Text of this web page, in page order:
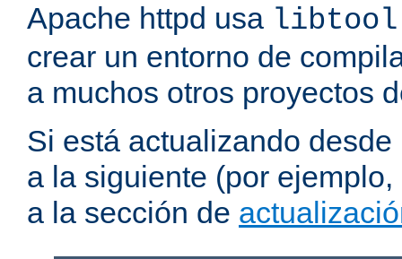
Apache httpd usa libtool
crear un entorno de
a muchos otros proyectos
Si está actualizando
a la siguiente (por
a la sección de